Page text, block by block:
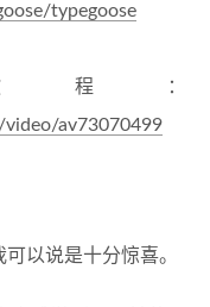
typegoose
程：
av73070499
以说是十分惊喜。